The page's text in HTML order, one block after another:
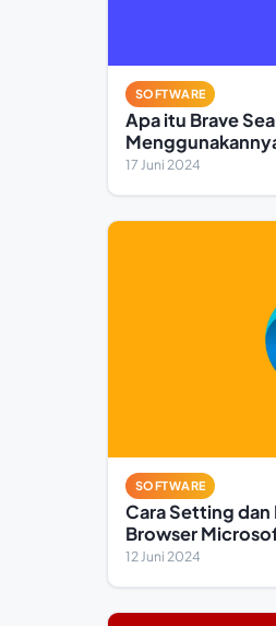
SOFTWARE
Apa itu Brave
17 Juni 2024
SOFTWARE
Cara Setting dan
Browser
12 Juni 2024